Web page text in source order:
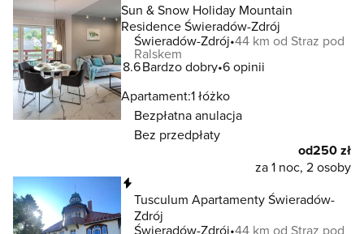
Sun & Snow Holiday Mountain
Residence Świeradów-Zdrój
Świeradów-Zdrój 44 km od Straz pod
Ralskem
8.6Bardzo dobry 6 opinii
Apartament:1 łóżko
Bezpłatna anulacja
Bez przedpłaty
od250 zł
za 1 noc, 2 osoby
Tusculum Apartamenty Świeradów-
Zdrój
Świeradów-Zdrój 44 km od Straz pod